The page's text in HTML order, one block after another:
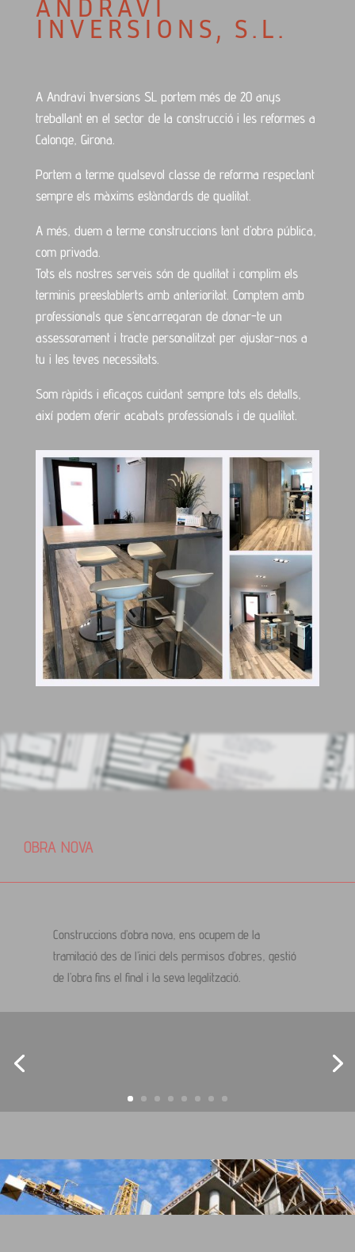
ANDRAVI
INVERSIONS, S.L.
A Andravi Inversions SL portem més de 20 anys
treballant en el sector de la construcció i les reformes a
Calonge, Girona.
Portem a terme qualsevol classe de reforma respectant
sempre els màxims estàndards de qualitat.
A més, duem a terme construccions tant d’obra pública,
com privada.
Tots els nostres serveis són de qualitat i complim els
terminis preestablerts amb anterioritat. Comptem amb
professionals que s’encarregaran de donar-te un
assessorament i tracte personalitzat per ajustar-nos a
tu i les teves necessitats.
Som ràpids i eficaços cuidant sempre tots els detalls,
així podem oferir acabats professionals i de qualitat.
OBRA NOVA
Construccions d’obra nova, ens ocupem de la
tramitació des de l’inici dels permisos d’obres, gestió
de l’obra fins el final i la seva legalització.